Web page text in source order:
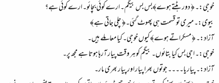
خوجی:۔ ﴿ دور ہٹتے ہوے﴾بس بس بیگم۔ ارے کوئی بچائو۔ ارے کوئی ہے؟
بیوی:۔ میری تو قسمت ہی پھوٹ گئی۔﴿ چلی جاتی ہے﴾
آزاد:۔ ﴿ مسکراتے ہوے﴾ کیوں خوجی۔ کیا معاملے ہیں۔
خوجی:۔ اجی بس کیا بتائوں۔ بیگم کو ہر وقت پیار آرہا ہوتا ہے مجھ پر۔
آزاد:۔ پیار یا۔۔۔۔ جوتوں بھرا پیار اور پیار بھری مار۔